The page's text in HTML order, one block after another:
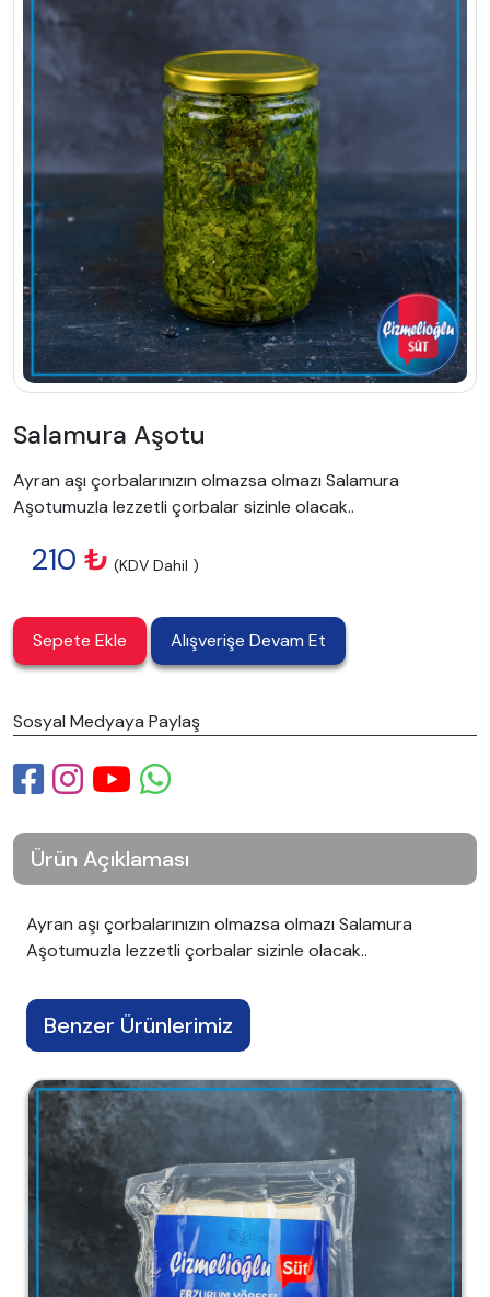
Salamura Aşotu
Ayran aşı çorbalarınızın olmazsa olmazı Salamura
Aşotumuzla lezzetli çorbalar sizinle olacak..
210 ₺ (KDV Dahil )
Sepete Ekle Alışverişe Devam Et
Sosyal Medyaya Paylaş
Ürün Açıklaması
Ayran aşı çorbalarınızın olmazsa olmazı Salamura
Aşotumuzla lezzetli çorbalar sizinle olacak..
Benzer Ürünlerimiz